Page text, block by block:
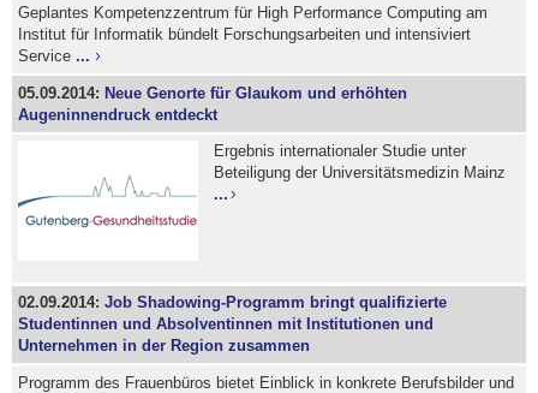
Geplantes Kompetenzzentrum für High Performance Computing am
Institut für Informatik bündelt Forschungsarbeiten und intensiviert
Service...
05.09.2014: Neue Genorte für Glaukom und erhöhten
Augeninnendruck entdeckt
Ergebnis internationaler Studie unter
Beteiligung der Universitätsmedizin Mainz
...
02.09.2014:Job Shadowing-Programm bringt qualifizierte
Studentinnen und Absolventinnen mit Institutionen und
Unternehmen in der Region zusammen
Programm des Frauenbüros bietet Einblick in konkrete Berufsbilder und